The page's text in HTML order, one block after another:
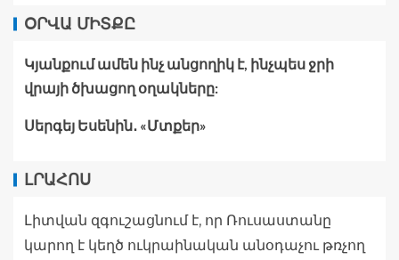
ՕՐՎԱ ՄԻՏՔԸ
Կյանքում ամեն ինչ անցողիկ է, ինչպես ջրի
վրայի ծխացող օղակները:
Սերգեյ Եսենին․ «Մտքեր»
ԼՐԱՀՈՍ
Լիտվան զգուշացնում է, որ Ռուսաստանը
կարող է կեղծ ուկրաինական անօդաչու թռչող